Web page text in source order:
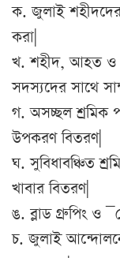
ক. জুলাই
করা|
খ. শহীদ, আহত ও
সদস্যদের সাথে
গ. অসচ্ছল শ্রমিক
উপকরণ বিতরণ|
ঘ. সুবিধাবঞ্চিত
খাবার বিতরণ|
ঙ. ব্লাড গ্রুপিং ও
চ. জুলাই আন্দোলনে